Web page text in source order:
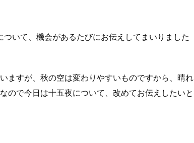
いて、機会があるたびにお伝えしてまいりました
ますが、秋の空は変わりやすいものですから、晴れ
ので今日は十五夜について、改めてお伝えしたいと